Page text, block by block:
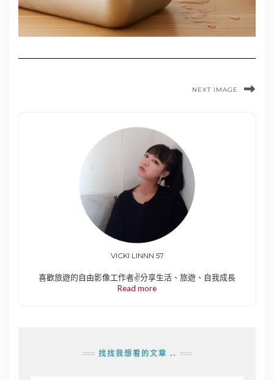
NEXT IMAGE
VICKI LINNN 57
喜歡旅遊的自由影像工作者✌️分享生活、旅遊、自我成長
Read more
找找我想看的文章 ..